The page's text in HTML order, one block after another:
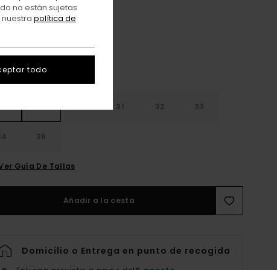
Scenes Washed
31 32 33
36
Guía De Tallas
Añadir a la cesta
Domicilio o Entrega en punto de recogida
no están sujetas
política de
todo